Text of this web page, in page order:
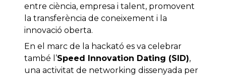
entre ciència, empresa i talent, promovent
la transferència de coneixement i la
innovació oberta.
En el marc de la hackató es va celebrar
també l’Speed Innovation Dating (SID),
una activitat de networking dissenyada per